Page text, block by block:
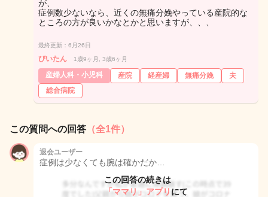
が、
症例数少ないなら、近くの無痛分娩やっている産院的な
ところの方が良いかなとかと思いますが、、、
最終更新：6月26日
ぴいたん 1歳9ヶ月, 3歳6ヶ月
産婦人科・小児科 産院 経産婦 無痛分娩
夫
総合病院
この質問への回答 （全1件）
退会ユーザー
症例は少なくても腕は確かだか…
この回答の続きは
「ママリ」アプリ にて